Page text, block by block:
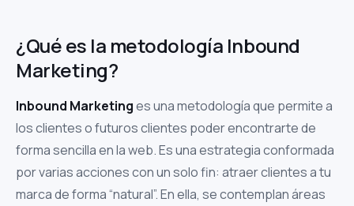
¿Qué es la metodología Inbound
Marketing?
Inbound Marketinges una metodología que permite a
los clientes o futuros clientes poder encontrarte de
forma sencilla en la web. Es una estrategia conformada
por varias acciones con un solo fin: atraer clientes a tu
marca de forma “natural”. En ella, se contemplan áreas